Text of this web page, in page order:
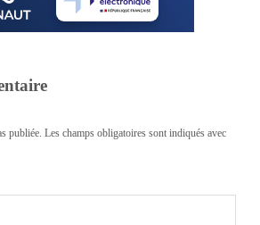
publiée. Les champs obligatoires sont indiqués avec